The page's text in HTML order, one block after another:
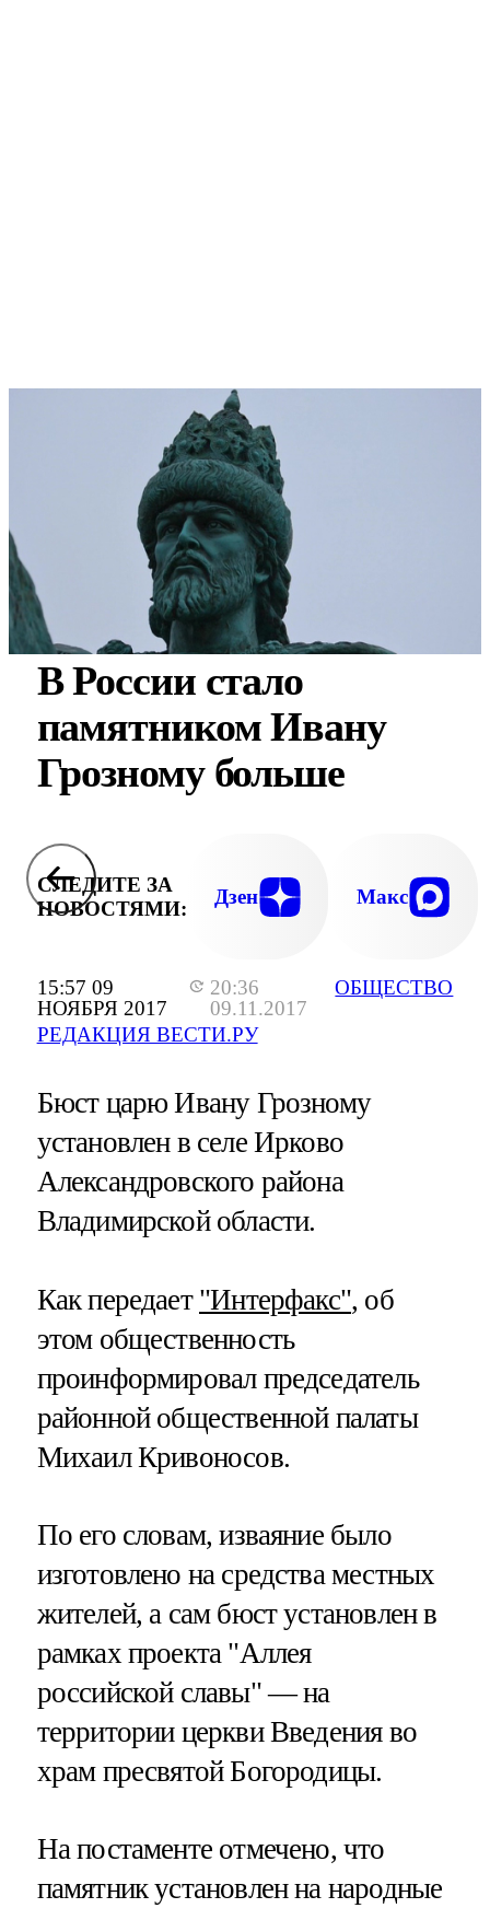
15:57 09
НОЯБРЯ 2017
20:36
09.11.2017
РЕДАКЦИЯ ВЕСТИ.РУ
ОБЩЕСТВО
В России стало
памятником Ивану
Грозному больше
СЛЕДИТЕ ЗА
НОВОСТЯМИ:
Дзен Макс
Бюст царю Ивану Грозному
установлен в селе Ирково
Александровского района
Владимирской области.
Как передает "Интерфакс", об
этом общественность
проинформировал председатель
районной общественной палаты
Михаил Кривоносов.
По его словам, изваяние было
изготовлено на средства местных
жителей, а сам бюст установлен в
рамках проекта "Аллея
российской славы" — на
территории церкви Введения во
храм пресвятой Богородицы.
На постаменте отмечено, что
памятник установлен на народные